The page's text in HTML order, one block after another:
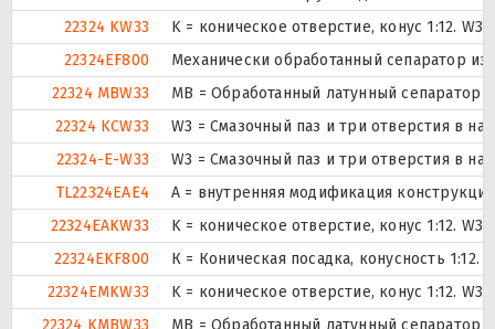
22324 KW33
K = коническое отверстие, конус 1:12.
22324EF800
Механически обработанный сепаратор
22324 MBW33
MB = Обработанный латунный сепаратор
22324 KCW33
W3 = Смазочный паз и три отверстия в
22324-E-W33
W3 = Смазочный паз и три отверстия в
TL22324EAE4
A = внутренняя модификация
22324EAKW33
K = коническое отверстие, конус 1:12.
22324EKF800
К = Коническая посадка, конусность 1:12.
22324EMKW33
K = коническое отверстие, конус 1:12.